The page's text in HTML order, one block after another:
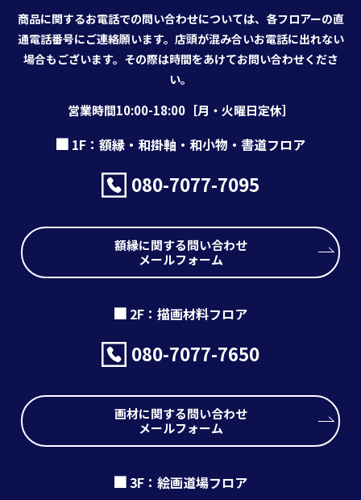
商品に関するお電話での問い合わせについては、各フロアーの直
通電話番号にご連絡願います。店頭が混み合いお電話に出れない
場合もございます。その際は時間をあけてお問い合わせくださ
い。
営業時間10:00-18:00［月・火曜日定休］
1F：額縁・和掛軸・和小物・書道フロア
080-7077-7095
額縁に関する問い合わせ
メールフォーム
2F：描画材料フロア
080-7077-7650
画材に関する問い合わせ
メールフォーム
3F：絵画道場フロア